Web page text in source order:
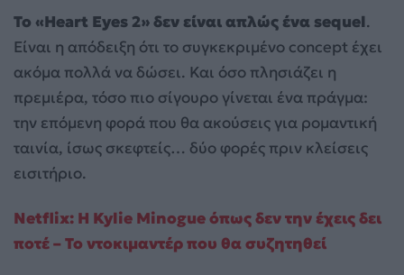
Το «Heart Eyes 2» δεν είναι απλώς ένα sequel.
Είναι η απόδειξη ότι το συγκεκριμένο concept έχει
ακόμα πολλά να δώσει. Και όσο πλησιάζει η
πρεμιέρα, τόσο πιο σίγουρο γίνεται ένα πράγμα:
την επόμενη φορά που θα ακούσεις για ρομαντική
ταινία, ίσως σκεφτείς… δύο φορές πριν κλείσεις
εισιτήριο.
Netflix: Η Kylie Minogue όπως δεν την έχεις δει
ποτέ – Το ντοκιμαντέρ που θα συζητηθεί